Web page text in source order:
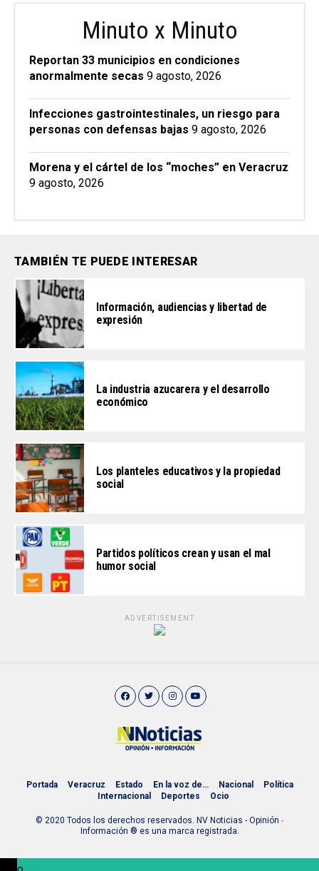
Minuto x Minuto
Reportan 33 municipios en condiciones
anormalmente secas 9 agosto, 2026
Infecciones gastrointestinales, un riesgo para
personas con defensas bajas 9 agosto, 2026
Morena y el cártel de los “moches” en Veracruz
9 agosto, 2026
TAMBIÉN TE PUEDE INTERESAR
Información, audiencias y libertad de
expresión
La industria azucarera y el desarrollo
económico
Los planteles educativos y la propiedad
social
Partidos políticos crean y usan el mal
humor social
ADVERTISEMENT
Portada Veracruz Estado En la voz de… Nacional
Política
Internacional
Deportes Ocio
© 2020 Todos los derechos reservados. NV Noticias - Opinión ∙
Información ® es una marca registrada.